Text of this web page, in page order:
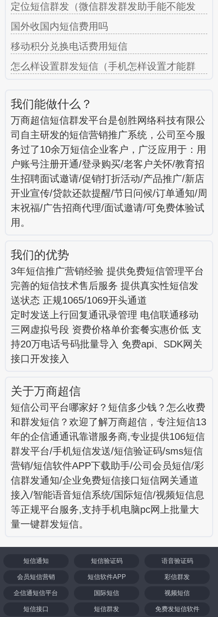
定位短信群发（微信群发群发助手能不能发
国外收国内短信费用吗
移动积分兑换电话费用短信
怎么样设置群发短信（手机怎样设置才能群
我们能做什么？
万商超信短信群发平台是创胜网络科技有限公
司自主研发的短信营销推广系统，公司至今服
务过了10余万短信企业客户，广泛应用于：用
户账号注册开通/登录购买/老客户关怀/教育招
生招聘面试邀请/促销打折活动/产品推广/新店
开业宣传/贷款还款提醒/节日问候/订单通知/周
末祝福/广告招商代理/面试邀请/可免费体验试
用。
我们的优势
3年短信推广营销经验 提供免费短信管理平台
完善的短信技术售后服务 提供真实性短信发
送状态 正规1065/1069开头通道
定时发送上行回复通讯录管理 电信联通移动
三网虚拟号段 资费价格单价套餐实惠价低 支
持20万电话号码批量导入 免费api、SDK网关
接口开发接入
关于万商超信
短信公司平台哪家好？短信多少钱？怎么收费
和群发短信？欢迎了解万商超信，专注短信13
年的企信通通讯靠谱服务商,专业提供106短信
群发平台/手机短信发送/短信验证码/sms短信
营销/短信软件APP下载助手/公司会员短信/彩
信群发通知/企业免费短信接口短信网关通道
接入/智能语音短信系统/国际短信/视频短信息
等正规平台服务,支持手机电脑pc网上批量大
量一键群发短信。
短信通知 短信验证码 语音验证码
会员短信营销 短信软件APP 彩信群发
企信通短信平台 国际短信 视频短信
短信接口 短信群发 免费发短信软件